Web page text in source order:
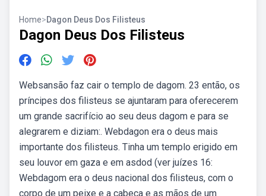
Home>Dagon Deus Dos Filisteus
Dagon Deus Dos Filisteus
Websansão faz cair o templo de dagom. 23 então, os
príncipes dos filisteus se ajuntaram para oferecerem
um grande sacrifício ao seu deus dagom e para se
alegrarem e diziam:. Webdagon era o deus mais
importante dos filisteus. Tinha um templo erigido em
seu louvor em gaza e em asdod (ver juízes 16:
Webdagom era o deus nacional dos filisteus, com o
corpo de um peixe e a cabeça e as mãos de um